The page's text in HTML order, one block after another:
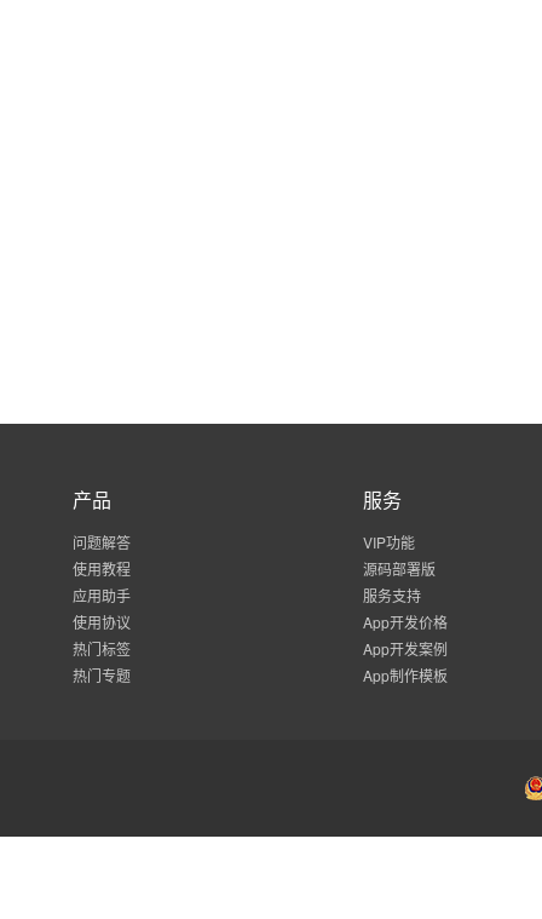
产品
问题解答
使用教程
应用助手
使用协议
热门标签
热门专题
服务
VIP功能
源码部署版
服务支持
App开发价格
App开发案例
App制作模板